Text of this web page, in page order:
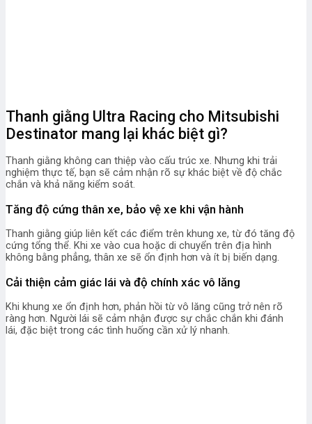
Thanh giằng Ultra Racing cho Mitsubishi
Destinator mang lại khác biệt gì?
Thanh giằng không can thiệp vào cấu trúc xe. Nhưng khi trải
nghiệm thực tế, bạn sẽ cảm nhận rõ sự khác biệt về độ chắc
chắn và khả năng kiểm soát.
Tăng độ cứng thân xe, bảo vệ xe khi vận hành
Thanh giằng giúp liên kết các điểm trên khung xe, từ đó tăng độ
cứng tổng thể. Khi xe vào cua hoặc di chuyển trên địa hình
không bằng phẳng, thân xe sẽ ổn định hơn và ít bị biến dạng.
Cải thiện cảm giác lái và độ chính xác vô lăng
Khi khung xe ổn định hơn, phản hồi từ vô lăng cũng trở nên rõ
ràng hơn. Người lái sẽ cảm nhận được sự chắc chắn khi đánh
lái, đặc biệt trong các tình huống cần xử lý nhanh.